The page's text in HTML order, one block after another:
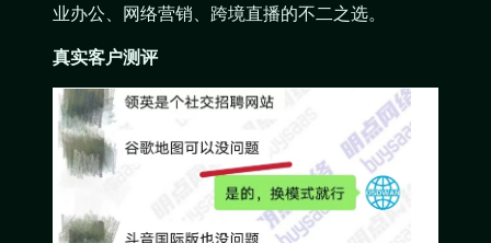
业办公、网络营销、跨境直播的不二之选。
真实客户测评